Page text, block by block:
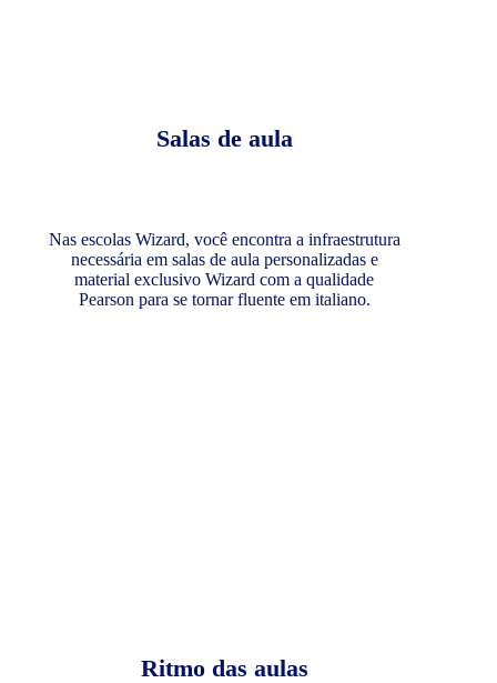
Salas de aula
Nas escolas Wizard, você encontra a infraestrutura
necessária em salas de aula personalizadas e
material exclusivo Wizard com a qualidade
Pearson para se tornar fluente em italiano.
Ritmo das aulas